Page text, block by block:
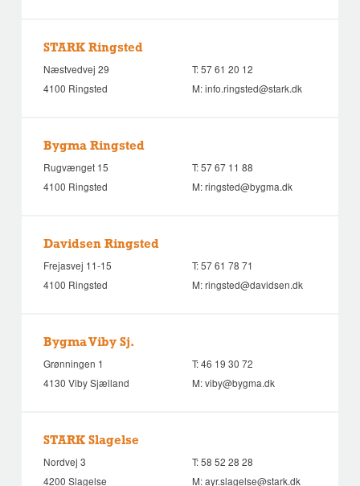
STARK Ringsted
Næstvedvej 29
4100 Ringsted
T:57 61 20 12
M:info.ringsted@stark.dk
Bygma Ringsted
Rugvænget 15
4100 Ringsted
T:57 67 11 88
M:ringsted@bygma.dk
Davidsen Ringsted
Frejasvej 11-15
4100 Ringsted
T:57 61 78 71
M:ringsted@davidsen.dk
Bygma Viby Sj.
Grønningen 1
4130 Viby Sjælland
T:46 19 30 72
M:viby@bygma.dk
STARK Slagelse
Nordvej 3
4200 Slagelse
T:58 52 28 28
M:ayr.slagelse@stark.dk